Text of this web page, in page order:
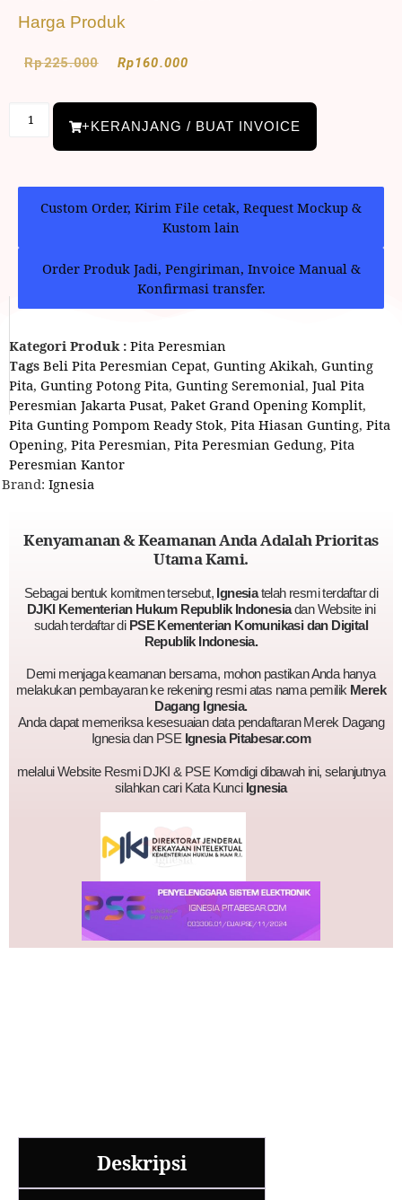
Harga Produk
Rp225.000 Rp160.000
+KERANJANG / BUAT INVOICE
Custom Order, Kirim File cetak, Request Mockup &
Kustom lain
Order Produk Jadi, Pengiriman, Invoice Manual &
Konfirmasi transfer.
Kategori Produk : Pita Peresmian
Tags Beli Pita Peresmian Cepat, Gunting Akikah, Gunting
Pita, Gunting Potong Pita, Gunting Seremonial, Jual Pita
Peresmian Jakarta Pusat, Paket Grand Opening Komplit,
Pita Gunting Pompom Ready Stok, Pita Hiasan Gunting, Pita
Opening, Pita Peresmian, Pita Peresmian Gedung, Pita
Peresmian Kantor
Brand: Ignesia
Kenyamanan & Keamanan Anda Adalah Prioritas
Utama Kami.
Sebagai bentuk komitmen tersebut, Ignesiatelah resmi terdaftar di
DJKI Kementerian Hukum Republik Indonesiadan Website ini
sudah terdaftar di PSE Kementerian Komunikasi dan Digital
Republik Indonesia.
Demi menjaga keamanan bersama, mohon pastikan Anda hanya
melakukan pembayaran ke rekening resmi atas nama pemilik Merek
Dagang Ignesia.
Anda dapat memeriksa kesesuaian data pendaftaran Merek Dagang
Ignesia dan PSE Ignesia Pitabesar.com
melalui Website Resmi DJKI & PSE Komdigi dibawah ini, selanjutnya
silahkan cari Kata Kunci Ignesia
Deskripsi